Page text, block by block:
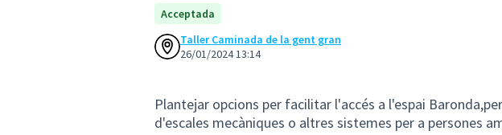
Acceptada
Taller Caminada de la gent gran
26/01/2024 13:14
Plantejar opcions per facilitar l'accés a l'espai
d'escales mecàniques o altres sistemes per a persones